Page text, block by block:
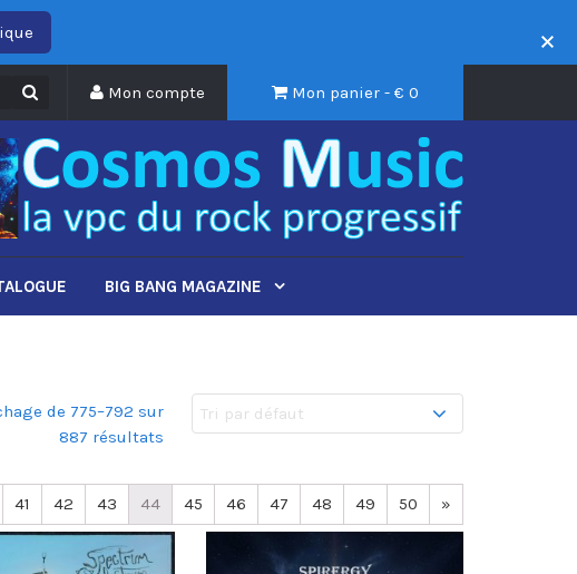
Mon panier - € 0
Mon compte
BIG BANG MAGAZINE
de 775–792 sur
887 résultats
41 42 43 44 45 46 47 48 49 50 »